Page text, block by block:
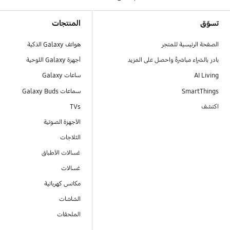
تسوّق
الصفحة الرئيسية للمتجر
بادر بالشراء مباشرةً واحصل على المزيد
AI Living
SmartThings
اكتشف
المنتجات
هواتف Galaxy الذكية
أجهزة Galaxy اللوحية
ساعات Galaxy
سماعات Galaxy Buds
TVs
الأجهزة الصوتية
الثلاجات
غسالات الأطباق
غسالات
مكانس كهربائية
الشاشات
الملحقات